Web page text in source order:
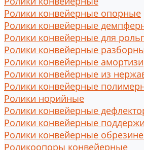
Ролики конвейерные опорные
Ролики конвейерные
Ролики конвейерные для
Ролики конвейерные
Ролики конвейерные
Ролики конвейерные из
Ролики конвейерные
Ролики норийные
Ролики конвейерные
Ролики конвейерные
Ролики конвейерные
Роликоопоры конвейерные